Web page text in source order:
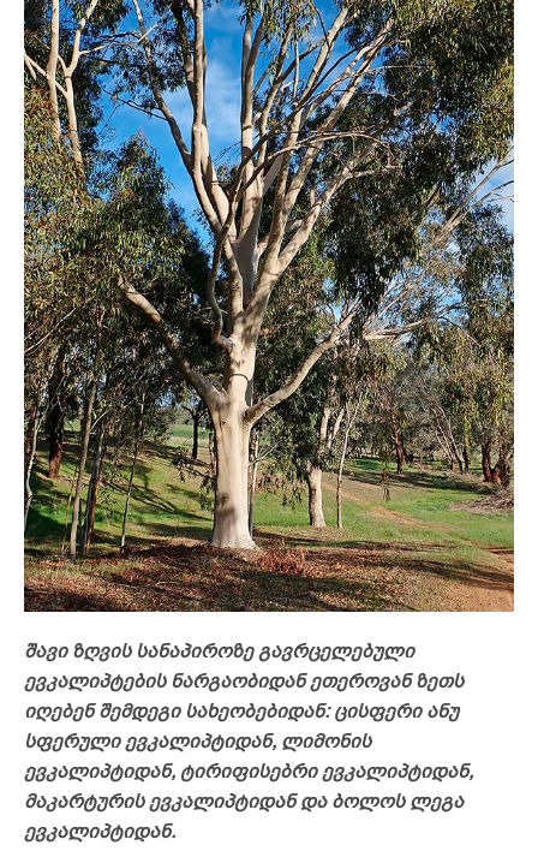
შავი ზღვის სანაპიროზე გავრცელებული
ევკალიპტების ნარგაობიდან ეთეროვან ზეთს
იღებენ შემდეგი სახეობებიდან: ცისფერი ანუ
სფერული ევკალიპტიდან, ლიმონის
ევკალიპტიდან, ტირიფისებრი ევკალიპტიდან,
მაკარტურის ევკალიპტიდან და ბოლოს ლეგა
ევკალიპტიდან.